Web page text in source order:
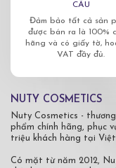
CẦU
Đảm bảo tất cả sản
được bán ra là 100%
hãng và có giấy tờ,
VAT đầy đủ.
NUTY COSMETICS
Nuty Cosmetics -
phẩm chính hãng, phục
triệu khách hàng tại
Có mặt từ năm 2012,